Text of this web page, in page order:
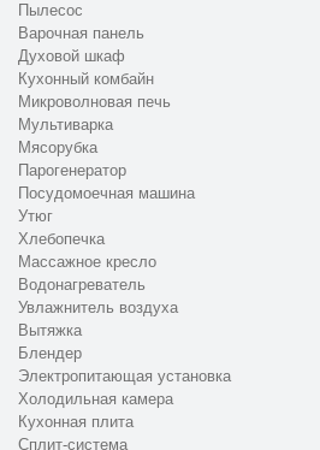
Пылесос
Варочная панель
Духовой шкаф
Кухонный комбайн
Микроволновая печь
Мультиварка
Мясорубка
Парогенератор
Посудомоечная машина
Утюг
Хлебопечка
Массажное кресло
Водонагреватель
Увлажнитель воздуха
Вытяжка
Блендер
Электропитающая установка
Холодильная камера
Кухонная плита
Сплит-система